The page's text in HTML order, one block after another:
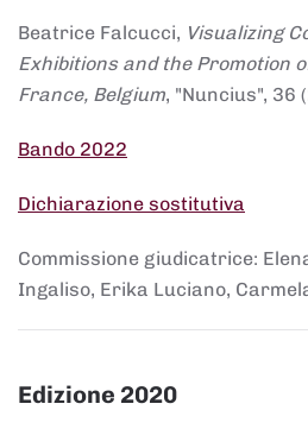
Beatrice Falcucci, Visualizing
Exhibitions and the Promotion
France, Belgium, "Nuncius", 36
Bando 2022
Dichiarazione sostitutiva
Commissione giudicatrice:
Ingaliso, Erika Luciano,
Edizione 2020